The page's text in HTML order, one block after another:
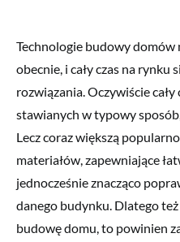
Technologie budowy domów
obecnie, i cały czas na rynku
rozwiązania. Oczywiście
stawianych w typowy
Lecz coraz większą
materiałów, zapewniające
jednocześnie znacząco
danego budynku. Dlatego
budowę domu, to powinien